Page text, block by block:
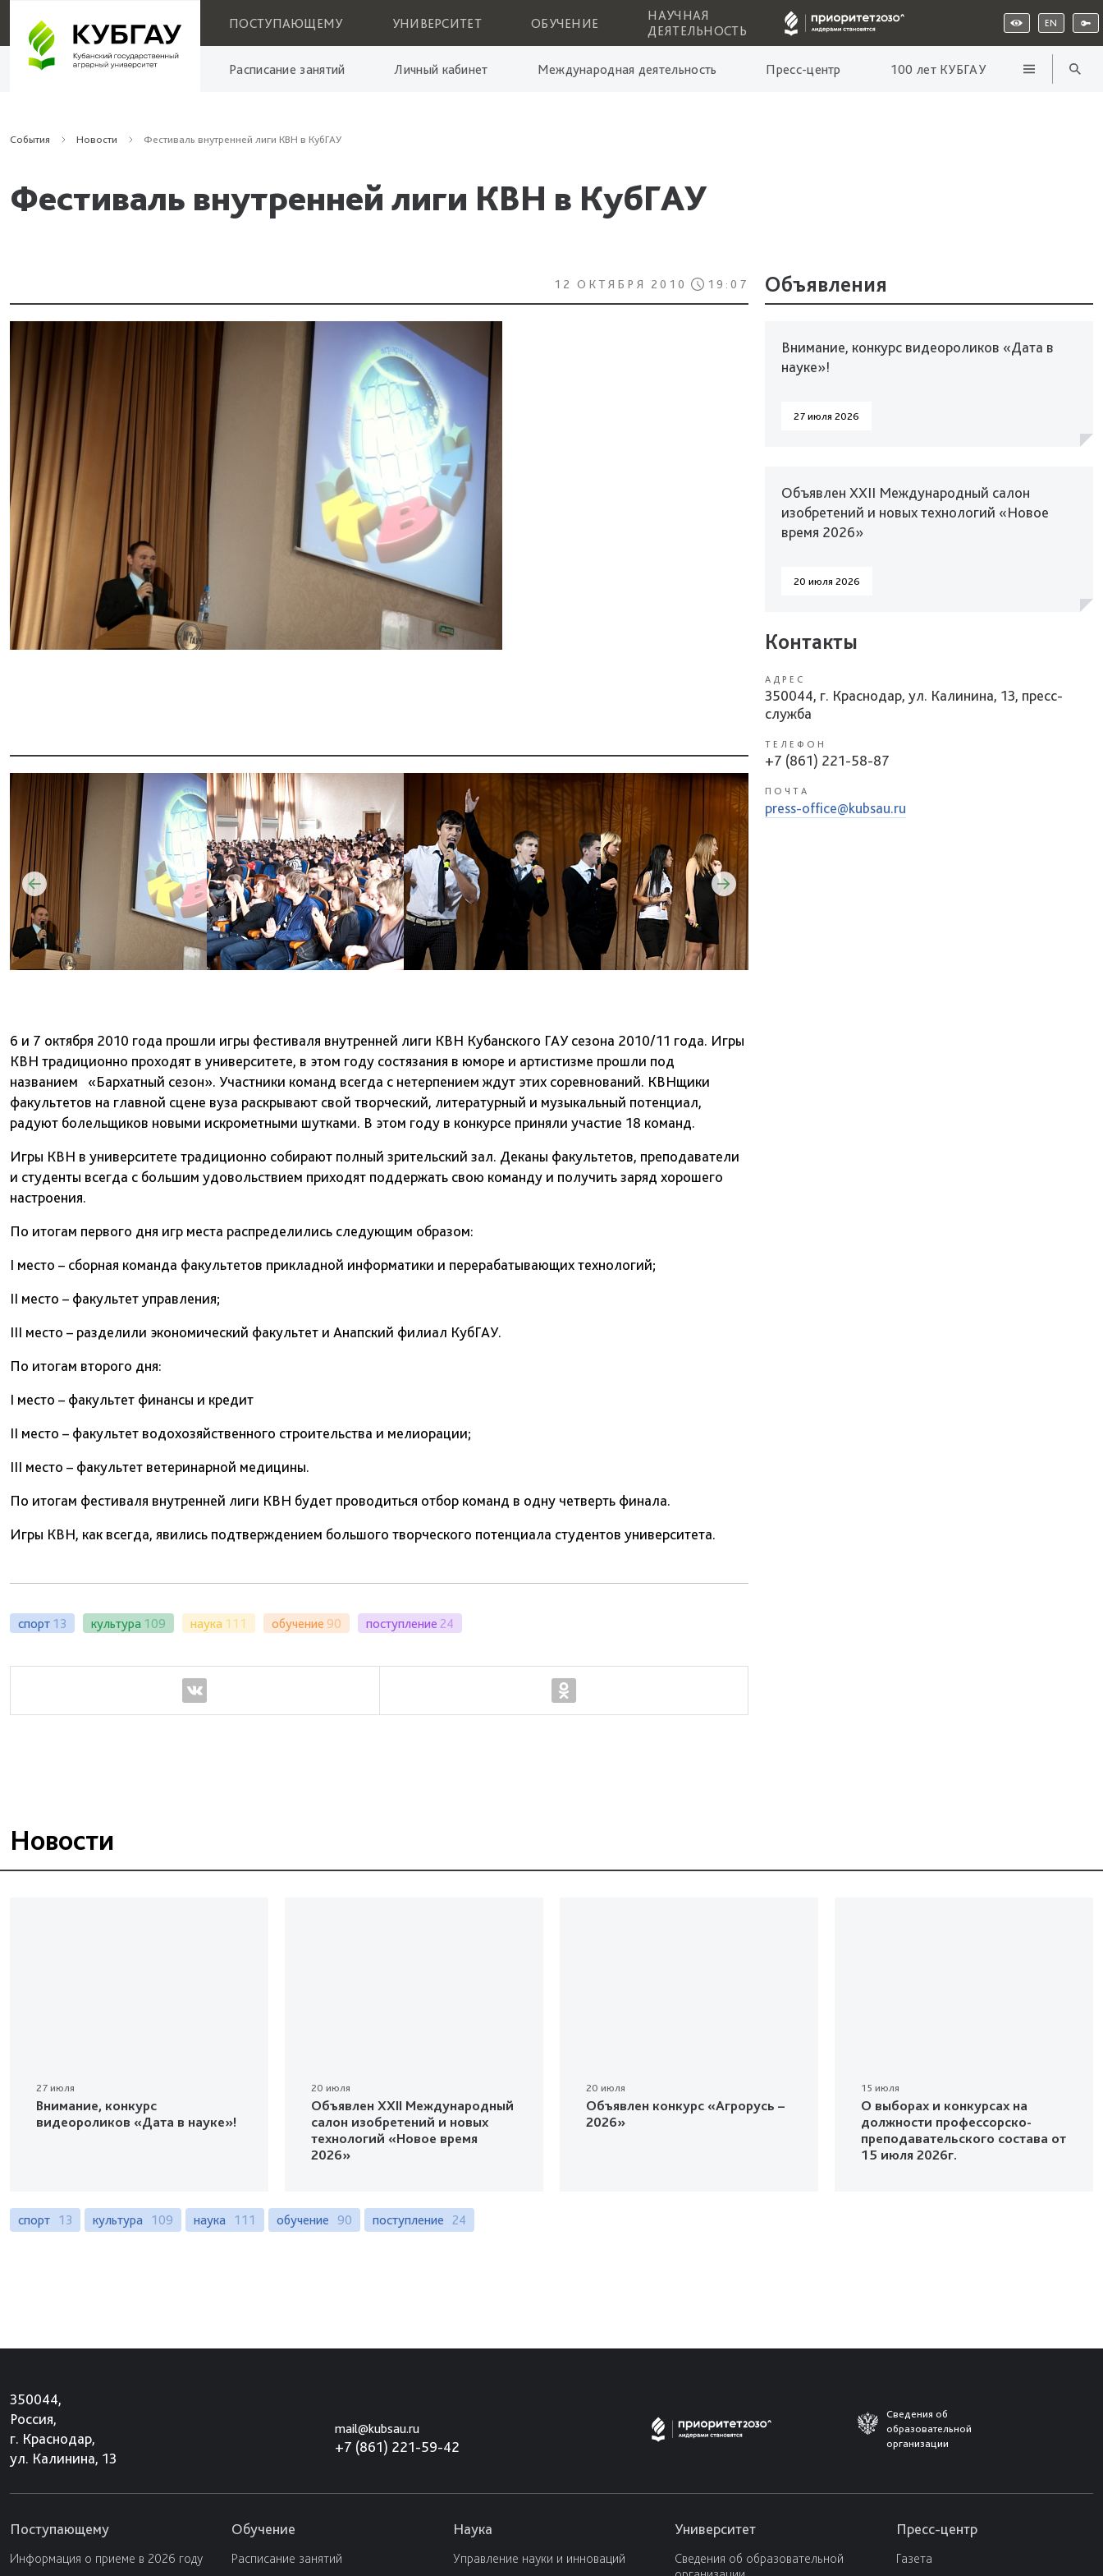
ПОСТУПАЮЩЕМУ УНИВЕРСИТЕТ ОБУЧЕНИЕ
НАУЧНАЯ
ДЕЯТЕЛЬНОСТЬ
EN
Расписание занятий Личный кабинет Международная деятельность Пресс-центр 100 лет КУБГАУ
События Новости Фестиваль внутренней лиги КВН в КубГАУ
Фестиваль внутренней лиги КВН в КубГАУ
12 ОКТЯБРЯ 2010 19:07
6 и 7 октября 2010 года прошли игры фестиваля внутренней лиги КВН Кубанского ГАУ сезона 2010/11 года. Игры
КВН традиционно проходят в университете, в этом году состязания в юморе и артистизме прошли под
названием «Бархатный сезон». Участники команд всегда с нетерпением ждут этих соревнований. КВНщики
факультетов на главной сцене вуза раскрывают свой творческий, литературный и музыкальный потенциал,
радуют болельщиков новыми искрометными шутками. В этом году в конкурсе приняли участие 18 команд.
Игры КВН в университете традиционно собирают полный зрительский зал. Деканы факультетов, преподаватели
и студенты всегда с большим удовольствием приходят поддержать свою команду и получить заряд хорошего
настроения.
По итогам первого дня игр места распределились следующим образом:
I место – сборная команда факультетов прикладной информатики и перерабатывающих технологий;
II место – факультет управления;
III место – разделили экономический факультет и Анапский филиал КубГАУ.
По итогам второго дня:
I место – факультет финансы и кредит
II место – факультет водохозяйственного строительства и мелиорации;
III место – факультет ветеринарной медицины.
По итогам фестиваля внутренней лиги КВН будет проводиться отбор команд в одну четверть финала.
Игры КВН, как всегда, явились подтверждением большого творческого потенциала студентов университета.
спорт 13 культура 109 наука 111 обучение 90 поступление 24
Объявления
Внимание, конкурс видеороликов «Дата в
науке»!
27 июля 2026
Объявлен XXII Международный салон
изобретений и новых технологий «Новое
время 2026»
20 июля 2026
Контакты
АДРЕС
350044, г. Краснодар, ул. Калинина, 13, пресс-
служба
ТЕЛЕФОН
+7 (861) 221-58-87
ПОЧТА
press-office@kubsau.ru
Новости
27 июля
Внимание, конкурс
видеороликов «Дата в науке»!
20 июля
Объявлен XXII Международный
салон изобретений и новых
технологий «Новое время
2026»
20 июля
Объявлен конкурс «Агрорусь –
2026»
15 июля
О выборах и конкурсах на
должности профессорско-
преподавательского состава от
15 июля 2026г.
спорт 13 культура 109 наука 111 обучение 90 поступление 24
350044,
Россия,
г. Краснодар,
ул. Калинина, 13
mail@kubsau.ru
+7 (861) 221-59-42
Сведения об
образовательной
организации
Поступающему
Информация о приеме в 2026 году
Обучение
Расписание занятий
Наука
Управление науки и инноваций
Университет
Сведения об образовательной
Пресс-центр
Газета